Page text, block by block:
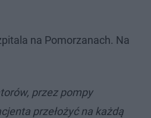
na Pomorzanach. Na
przez pompy
przełożyć na każdą